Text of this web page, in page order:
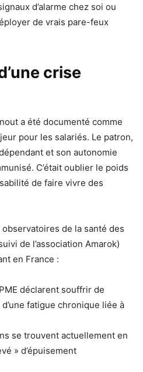
d’alarme chez soi ou
de vrais pare-feux
crise
a été documenté comme
pour les salariés. Le patron,
et son autonomie
C’était oublier le poids
de faire vivre des
de la santé des
de l’association Amarok)
en France :
déclarent souffrir de
fatigue chronique liée à
se trouvent actuellement en
» d’épuisement